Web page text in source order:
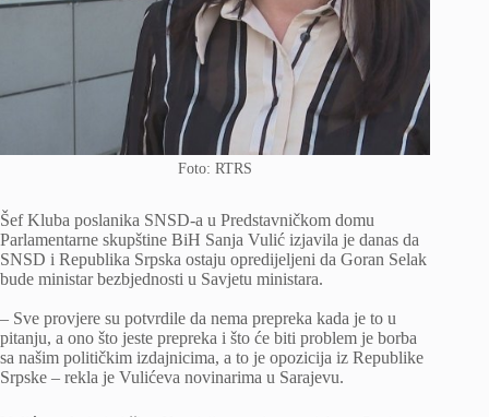
Foto: RTRS
Šef Kluba poslanika SNSD-a u Predstavničkom domu
Parlamentarne skupštine BiH Sanja Vulić izjavila je danas da
SNSD i Republika Srpska ostaju opredijeljeni da Goran Selak
bude ministar bezbjednosti u Savjetu ministara.
– Sve provjere su potvrdile da nema prepreka kada je to u
pitanju, a ono što jeste prepreka i što će biti problem je borba
sa našim političkim izdajnicima, a to je opozicija iz Republike
Srpske – rekla je Vulićeva novinarima u Sarajevu.